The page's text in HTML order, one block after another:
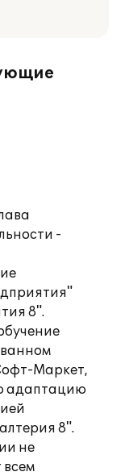
-
8".
Маркет,
адаптацию
8".
не
всем